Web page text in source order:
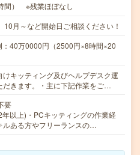
間） ※残業ほぼなし
月～など開始日ご相談ください！
40万0000円（2500円×8時間×20
けキッティング及びヘルプデスク運
だきます。・主に下記作業をご…
要
年以上)・PCキッティングの作業経
ルある方やフリーランスの…